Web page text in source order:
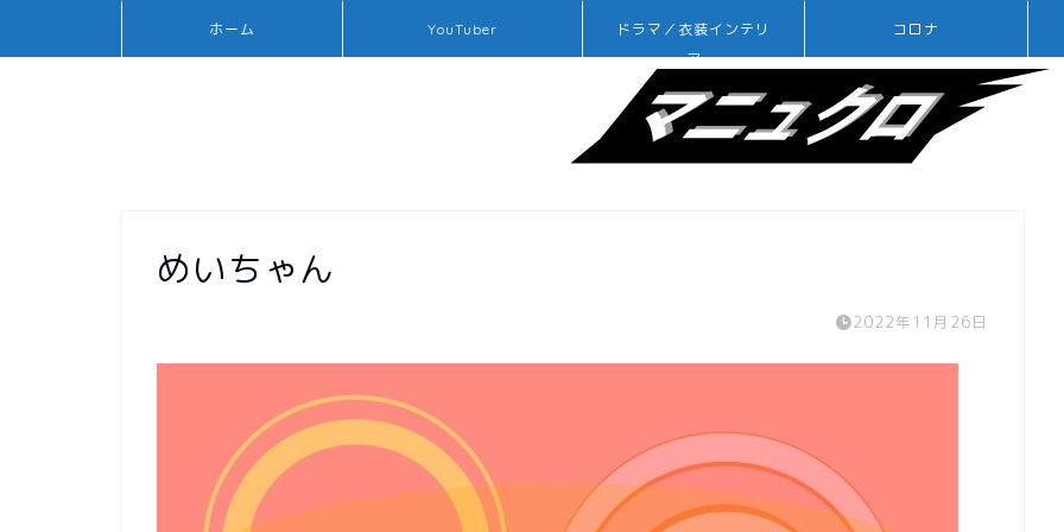
ホーム YouTuber
ドラマ／衣装インテリ
ア
コロナ
めいちゃん
2022年11月26日